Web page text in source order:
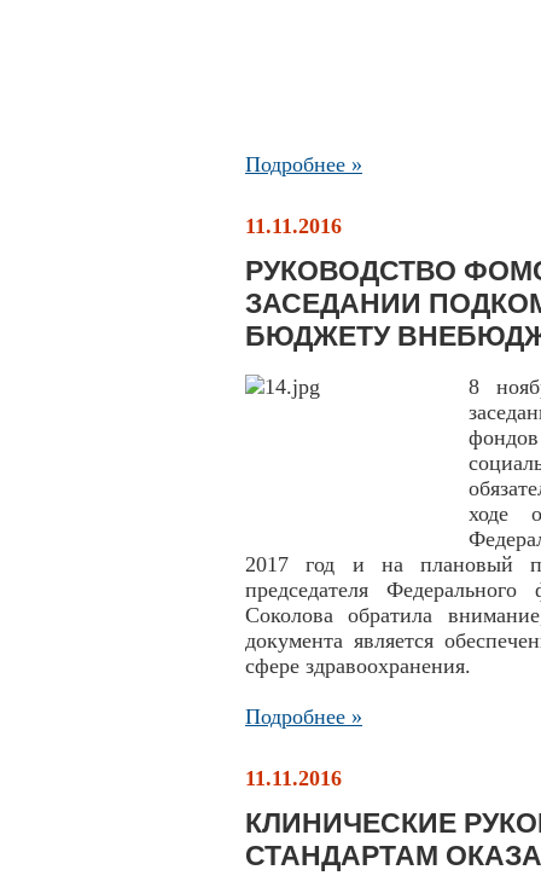
Подробнее »
11.11.2016
РУКОВОДСТВО
ЗАСЕДАНИИ
БЮДЖЕТУ
8
ходе
2017 год и на плановый
председателя
Соколова обратила
документа является
сфере здравоохранения.
Подробнее »
11.11.2016
КЛИНИЧЕСКИЕ
СТАНДАРТАМ